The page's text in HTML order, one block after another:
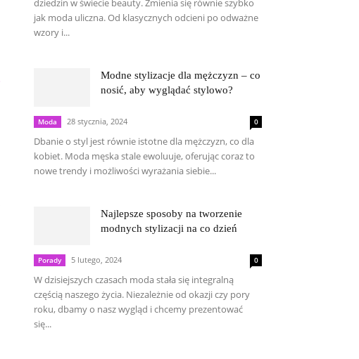
dziedzin w świecie beauty. Zmienia się równie szybko
jak moda uliczna. Od klasycznych odcieni po odważne
wzory i...
Modne stylizacje dla mężczyzn – co
nosić, aby wyglądać stylowo?
Moda 28 stycznia, 2024 0
Dbanie o styl jest równie istotne dla mężczyzn, co dla
kobiet. Moda męska stale ewoluuje, oferując coraz to
nowe trendy i możliwości wyrażania siebie...
Najlepsze sposoby na tworzenie
modnych stylizacji na co dzień
Porady 5 lutego, 2024 0
W dzisiejszych czasach moda stała się integralną
częścią naszego życia. Niezależnie od okazji czy pory
roku, dbamy o nasz wygląd i chcemy prezentować
się...